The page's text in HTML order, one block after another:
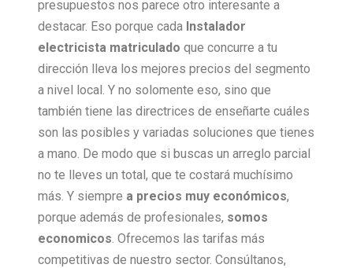
presupuestos nos parece otro interesante a
destacar. Eso porque cada Instalador
electricista matriculado que concurre a tu
dirección lleva los mejores precios del segmento
a nivel local. Y no solomente eso, sino que
también tiene las directrices de enseñarte cuáles
son las posibles y variadas soluciones que tienes
a mano. De modo que si buscas un arreglo parcial
no te lleves un total, que te costará muchísimo
más. Y siempre a precios muy económicos,
porque además de profesionales, somos
economicos . Ofrecemos las tarifas más
competitivas de nuestro sector. Consúltanos,